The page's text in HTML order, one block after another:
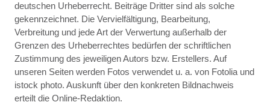
deutschen Urheberrecht. Beiträge Dritter sind als solche
gekennzeichnet. Die Vervielfältigung, Bearbeitung,
Verbreitung und jede Art der Verwertung außerhalb der
Grenzen des Urheberrechtes bedürfen der schriftlichen
Zustimmung des jeweiligen Autors bzw. Erstellers. Auf
unseren Seiten werden Fotos verwendet u. a. von Fotolia und
istock photo. Auskunft über den konkreten Bildnachweis
erteilt die Online-Redaktion.